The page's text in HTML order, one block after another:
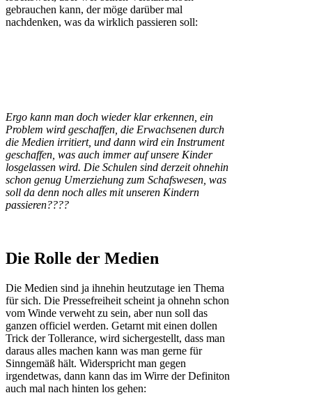
gebrauchen kann, der möge darüber mal
nachdenken, was da wirklich passieren soll:
Ergo kann man doch wieder klar erkennen, ein
Problem wird geschaffen, die Erwachsenen durch
die Medien irritiert, und dann wird ein Instrument
geschaffen, was auch immer auf unsere Kinder
losgelassen wird. Die Schulen sind derzeit ohnehin
schon genug Umerziehung zum Schafswesen, was
soll da denn noch alles mit unseren Kindern
passieren????
Die Rolle der Medien
Die Medien sind ja ihnehin heutzutage ien Thema
für sich. Die Pressefreiheit scheint ja ohnehn schon
vom Winde verweht zu sein, aber nun soll das
ganzen officiel werden. Getarnt mit einen dollen
Trick der Tollerance, wird sichergestellt, dass man
daraus alles machen kann was man gerne für
Sinngemäß hält. Widerspricht man gegen
irgendetwas, dann kann das im Wirre der Definiton
auch mal nach hinten los gehen: